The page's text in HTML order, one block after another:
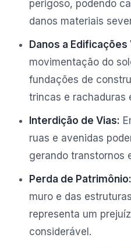
perigoso, podendo
danos materiais
Danos a Edificações
movimentação do
fundações de
trincas e rachaduras
Interdição de Vias:
ruas e avenidas
gerando transtornos
Perda de Patrimônio:
muro e das
representa um
considerável.